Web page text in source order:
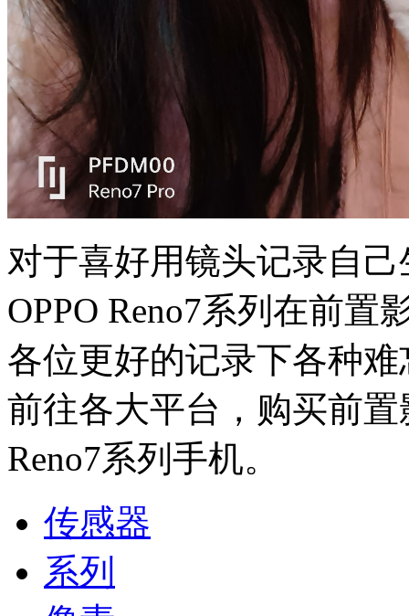
对于喜好用镜头记录自
OPPO Reno7系列在前
各位更好的记录下各种
前往各大平台，购买前
Reno7系列手机。
传感器
系列